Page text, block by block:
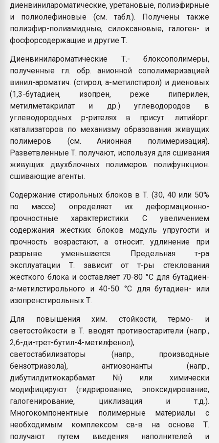
диенвинилароматические, уретановые, полиэфирные
и полиолефиновые (см. табл.). Получены также
полиэфир-полиамидные, силоксановые, галоген- и
фосфорсодержащие и другие Т.
Диенвинилароматические Т.- блоксополимеры,
полученные гл. обр. анионной сополимеризацией
винил-ароматич. (стирол, a-метилстирол) и диеновых
(1,3-бутадиен, изопрен, реже пиперилен,
метилметакрилат и др.) углеводородов в
углеводородных р-рителях в присут. литийорг.
катализаторов по механизму образования живущих
полимеров (см. Анионная полимеризация).
Разветвленные Т. получают, используя для сшивания
живущих двухблочных полимеров полифункцион.
сшивающие агенты.
Содержание стирольных блоков в Т. (30, 40 или 50%
по массе) определяет их деформационно-
прочностные характеристики. С увеличением
содержания жестких блоков модуль упругости и
прочность возрастают, а относит. удлинение при
разрыве уменьшается. Предельная т-ра
эксплуатации Т. зависит от т-ры стеклования
жесткого блока и составляет 70-80 °С для бутадиен-
a-метилстирольного и 40-50 °С для бутадиен- или
изопренстирольных Т.
Для повышения хим. стойкости, термо- и
светостойкости в Т. вводят противостарители (напр.,
2,6-ди-трет-бутил-4-метилфенол),
светостабилизаторы (напр., производные
бензотриазола), антиозонанты (напр.,
дибутилдитиокарбамат Ni) или химически
модифицируют (гидрирование, эпоксидирование,
галогенирование, циклизация и т.д.).
Многокомпонентные полимерные материалы с
необходимым комплексом св-в на основе Т.
получают путем введения наполнителей и